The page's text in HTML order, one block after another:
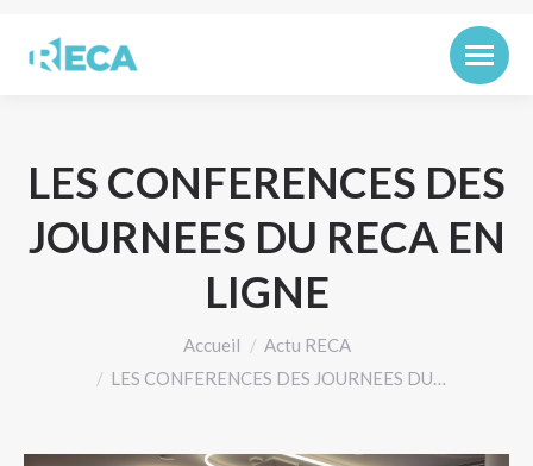
LES CONFERENCES DES
JOURNEES DU RECA EN
LIGNE
Accueil
Actu RECA
LES CONFERENCES DES JOURNEES DU…